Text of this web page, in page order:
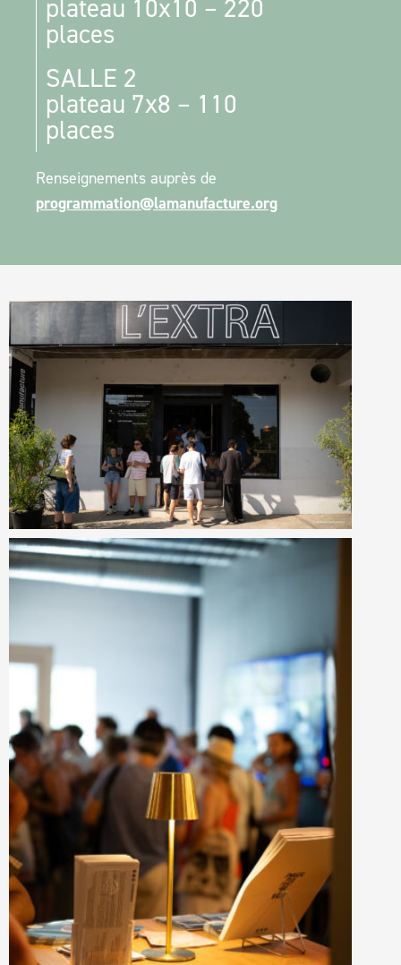
plateau 10x10 – 220
places
SALLE 2
plateau 7x8 – 110
places
Renseignements auprès de
programmation@lamanufacture.org